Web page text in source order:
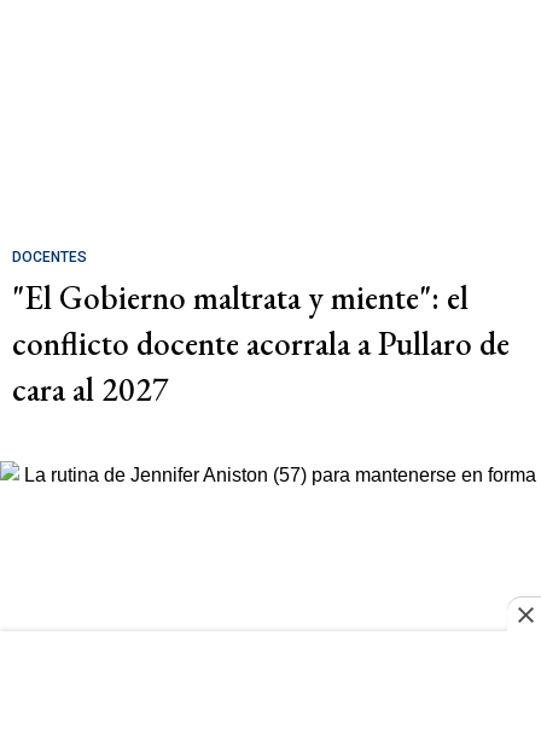
DOCENTES
"El Gobierno maltrata y miente": el
conflicto docente acorrala a Pullaro de
cara al 2027